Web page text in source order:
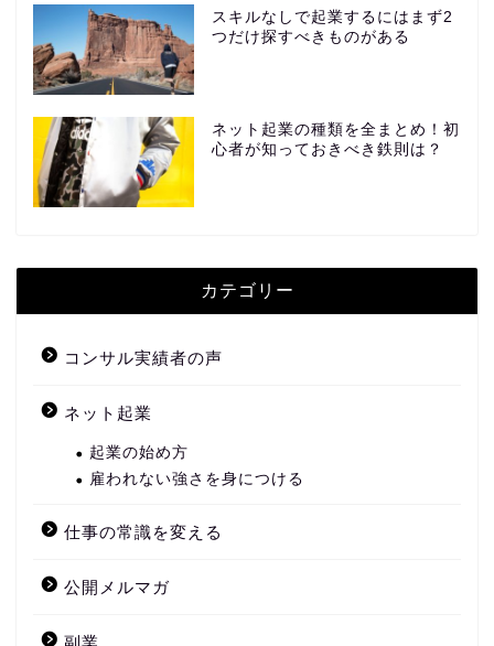
スキルなしで起業するにはまず2
つだけ探すべきものがある
ネット起業の種類を全まとめ！初
心者が知っておきべき鉄則は？
カテゴリー
コンサル実績者の声
ネット起業
起業の始め方
雇われない強さを身につける
仕事の常識を変える
公開メルマガ